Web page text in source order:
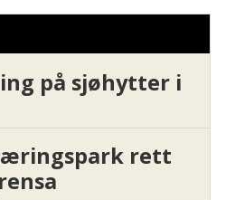
på sjøhytter i
rett